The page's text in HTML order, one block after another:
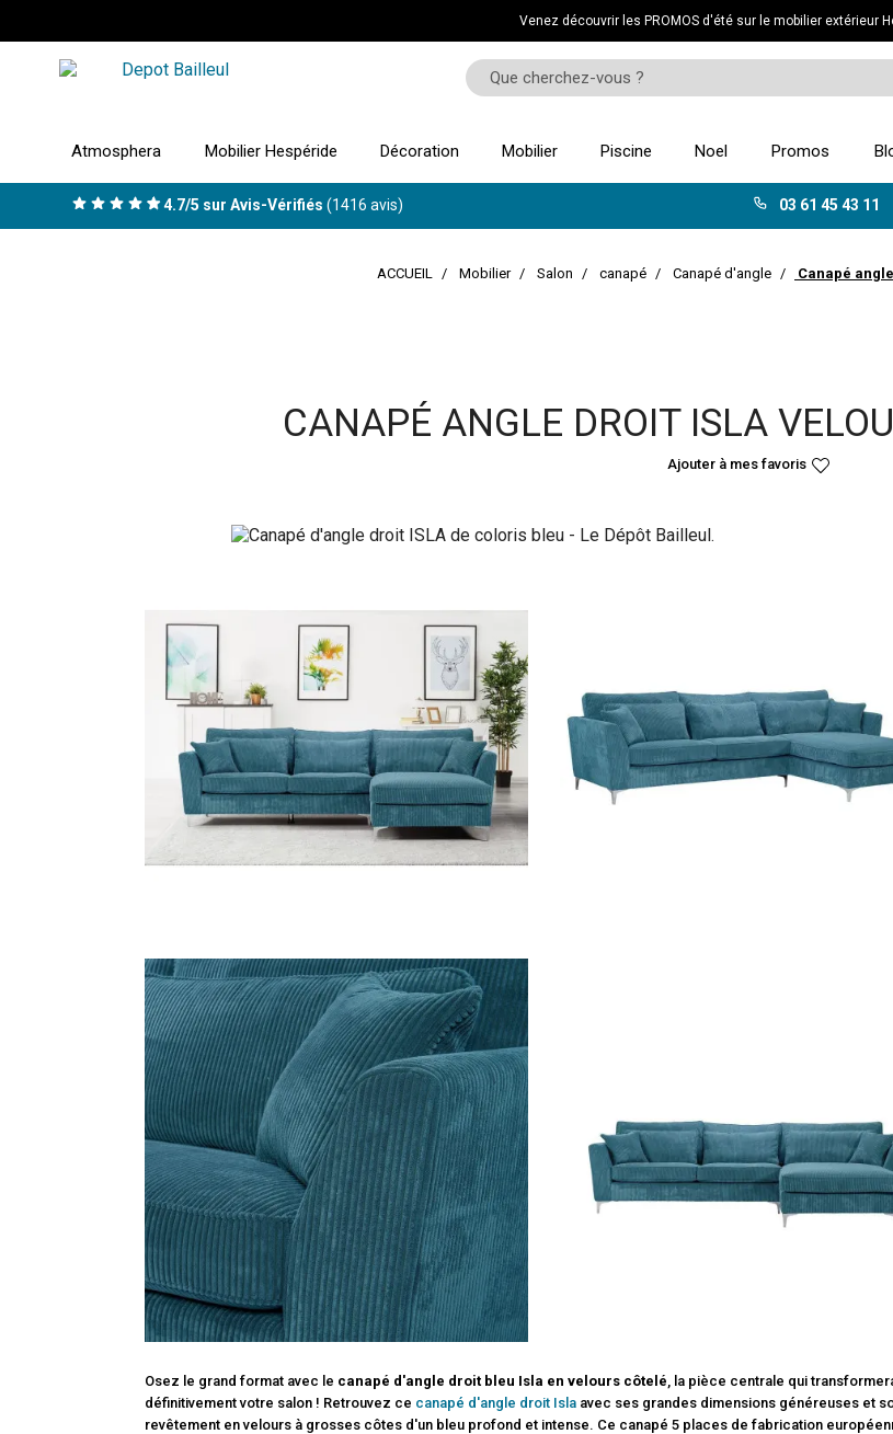
Venez découvrir les PROMOS d'été sur le mobilier extérieur
Atmosphera Mobilier Hespéride Décoration Mobilier Piscine Noel Promos
4.7/5 sur Avis-Vérifiés (1416 avis) 03 61 45 43 11
ACCUEIL Mobilier Salon canapé Canapé d'angle Canapé
CANAPÉ ANGLE DROIT ISLA
Osez le grand format avec le canapé d'angle droit bleu Isla en velours côtelé , la pièce centrale qui
définitivement votre salon ! Retrouvez ce canapé d'angle droit Isla avec ses grandes dimensions généreuses et
revêtement en velours à grosses côtes d'un bleu profond et intense. Ce canapé 5 places de fabrication